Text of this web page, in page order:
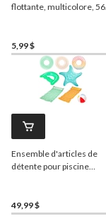
flottante, multicolore, 56
5,99 $
Ensemble d'articles de
détente pour piscine
49,99 $